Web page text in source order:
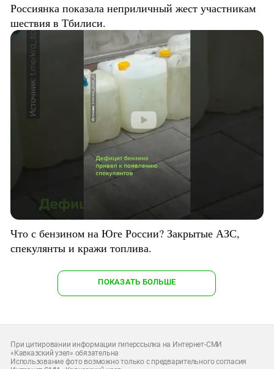
Россиянка показала неприличный жест участникам
шествия в Тбилиси.
Что с бензином на Юге России? Закрытые АЗС,
спекулянты и кражи топлива.
ПОКАЗАТЬ БОЛЬШЕ
При цитировании информации гиперссылка на Интернет-СМИ
«Кавказский узел» обязательна
Использование фото возможно только с предварительного согласия